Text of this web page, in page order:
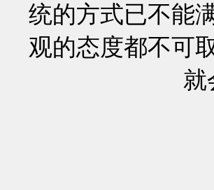
统的方式已不能
观的态度都不可
就